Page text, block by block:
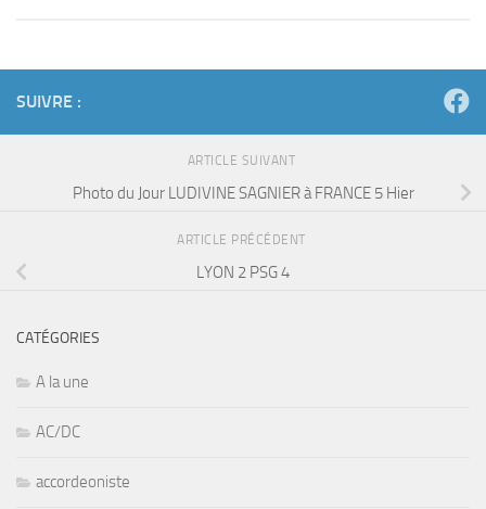
SUIVRE :
ARTICLE SUIVANT
Photo du Jour LUDIVINE SAGNIER à FRANCE 5 Hier
ARTICLE PRÉCÉDENT
LYON 2 PSG 4
CATÉGORIES
A la une
AC/DC
accordeoniste